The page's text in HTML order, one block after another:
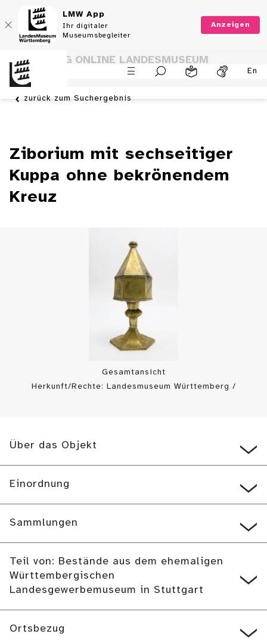
LMW App
Ihr digitaler
Museumsbegleiter
Anzeigen
En
SAMMLUNG ONLINE LANDESMUSEUM
WÜRTTEMBERG
zurück zum Suchergebnis
Ziborium mit sechseitiger
Kuppa ohne bekrönendem
Kreuz
Gesamtansicht
Herkunft/Rechte: Landesmuseum Württemberg /
Über das Objekt
Einordnung
Sammlungen
Teil von: Bestände aus dem ehemaligen
Württembergischen
Landesgewerbemuseum in Stuttgart
Ortsbezug